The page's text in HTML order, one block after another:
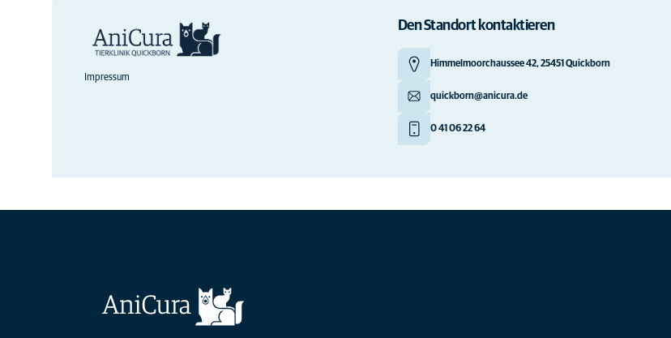
Impressum
Den Standort kontaktieren
Himmelmoorchaussee 42, 25451 Quickborn
quickborn@anicura.de
0 41 06 22 64